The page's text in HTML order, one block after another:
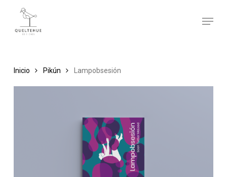
main
Menu
Inicio Pikún Lampobsesión